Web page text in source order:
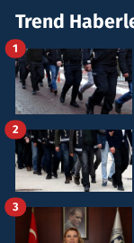
Trend
1
2
3